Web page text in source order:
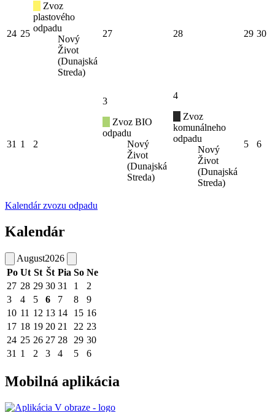
24 25
Zvoz
plastového
odpadu
Nový
Život
(Dunajská
Streda)
27 28 29 30
31 1 2
3
Zvoz BIO
odpadu
Nový
Život
(Dunajská
Streda)
4
Zvoz
komunálneho
odpadu
Nový
Život
(Dunajská
Streda)
5 6
Kalendár zvozu odpadu
Kalendár
August2026
Po Ut St Št Pia So Ne
27 28 29 30 31 1
2
3
4 5 6 7 8
9
10 11 12 13 14 15 16
17 18 19 20 21 22 23
24 25 26 27 28 29 30
31 1 2 3 4 5 6
Mobilná aplikácia